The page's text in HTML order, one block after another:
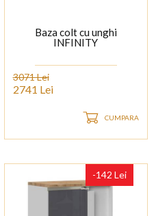
Baza colt cu unghi
INFINITY
3071 Lei
2741 Lei
CUMPARA
-142 Lei